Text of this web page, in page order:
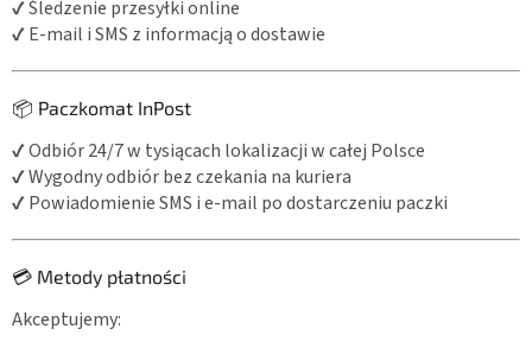
✔ Śledzenie przesyłki online
✔ E-mail i SMS z informacją o dostawie
📦 Paczkomat InPost
✔ Odbiór 24/7 w tysiącach lokalizacji w całej Polsce
✔ Wygodny odbiór bez czekania na kuriera
✔ Powiadomienie SMS i e-mail po dostarczeniu paczki
💳 Metody płatności
Akceptujemy: